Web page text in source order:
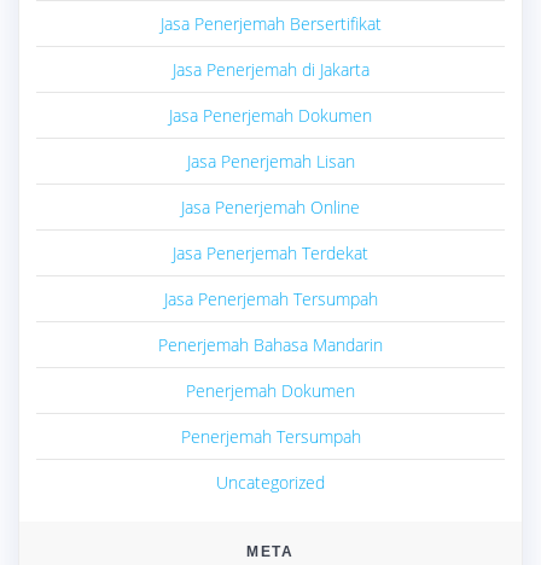
Jasa Penerjemah Bersertifikat
Jasa Penerjemah di Jakarta
Jasa Penerjemah Dokumen
Jasa Penerjemah Lisan
Jasa Penerjemah Online
Jasa Penerjemah Terdekat
Jasa Penerjemah Tersumpah
Penerjemah Bahasa Mandarin
Penerjemah Dokumen
Penerjemah Tersumpah
Uncategorized
META